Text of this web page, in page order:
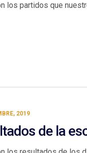
los partidos que
2019
de la